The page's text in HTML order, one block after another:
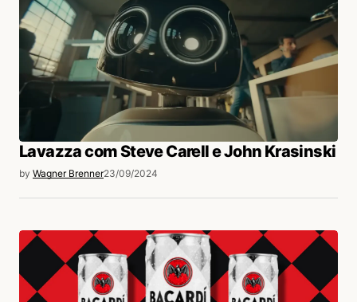
Lavazza com Steve Carell e John Krasinski
by Wagner Brenner23/09/2024